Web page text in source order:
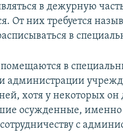
в дежурную
От них требуется
в
в
администрации
хотя у некоторых он
осужденные,
с